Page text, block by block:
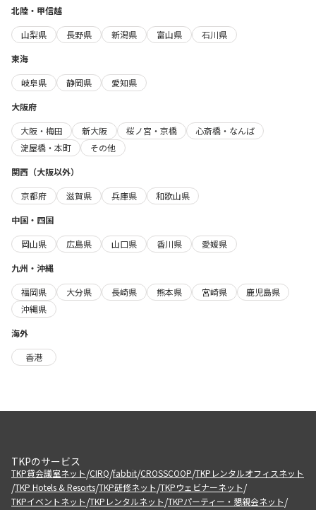
北陸・甲信越
山梨県
長野県 新潟県 富山県
石川県
東海
岐阜県
静岡県
愛知県
大阪府
大阪・梅田
新大阪 桜ノ宮・京橋
心斎橋・なんば
淀屋橋・本町
その他
関西（大阪以外）
京都府
滋賀県 兵庫県
和歌山県
中国・四国
岡山県
広島県 山口県 香川県
愛媛県
九州・沖縄
福岡県
大分県 長崎県 熊本県 宮崎県
鹿児島県
沖縄県
海外
香港
TKPのサービス
TKP貸会議室ネット/CIRQ/fabbit/CROSSCOOP/TKPレンタルオフィスネット
/TKP Hotels & Resorts/TKP研修ネット/TKPウェビナーネット/
TKPイベントネット/TKPレンタルネット/TKPパーティー・懇親会ネット/